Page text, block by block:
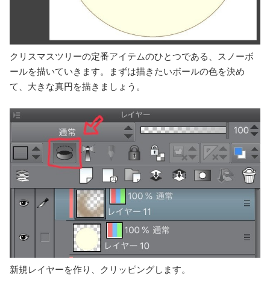
クリスマスツリーの定番アイテムのひとつである、スノーボ
ールを描いていきます。まずは描きたいボールの色を決め
て、大きな真円を描きましょう。
新規レイヤーを作り、クリッピングします。